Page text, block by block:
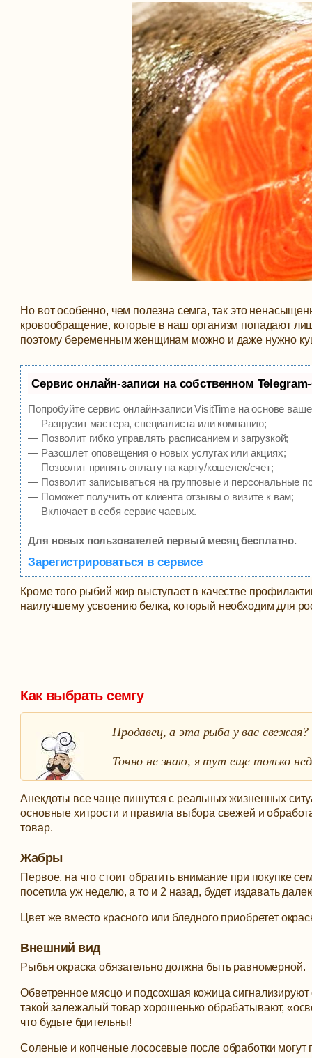
Но вот особенно, чем полезна семга, так это
кровообращение, которые в наш организм попадают
поэтому беременным женщинам можно и даже нужно
Сервис онлайн-записи на собственном
Попробуйте сервис онлайн-записи VisitTime на основе
— Разгрузит мастера, специалиста или компанию;
— Позволит гибко управлять расписанием и загрузкой;
— Разошлет оповещения о новых услугах или акциях;
— Позволит принять оплату на карту/кошелек/счет;
— Позволит записываться на групповые и персональные
— Поможет получить от клиента отзывы о визите к вам;
— Включает в себя сервис чаевых.
Для новых пользователей первый месяц бесплатно.
Зарегистрироваться в сервисе
Кроме того рыбий жир выступает в качестве
наилучшему усвоению белка, который необходим для
Как выбрать семгу
— Продавец, а эта рыба у вас свежая?
— Точно не знаю, я тут еще только
Анекдоты все чаще пишутся с реальных жизненных
основные хитрости и правила выбора свежей и
товар.
Жабры
Первое, на что стоит обратить внимание при покупке
посетила уж неделю, а то и 2 назад, будет издавать
Цвет же вместо красного или бледного приобретет
Внешний вид
Рыбья окраска обязательно должна быть равномерной.
Обветренное мясцо и подсохшая кожица
такой залежалый товар хорошенько обрабатывают,
что будьте бдительны!
Соленые и копченые лососевые после обработки могут